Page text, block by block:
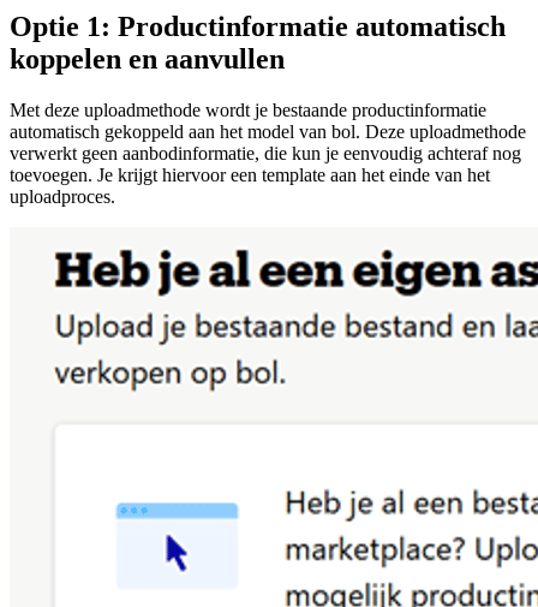
Optie 1: Productinformatie automatisch
koppelen en aanvullen
Met deze uploadmethode wordt je bestaande productinformatie
automatisch gekoppeld aan het model van bol. Deze uploadmethode
verwerkt geen aanbodinformatie, die kun je eenvoudig achteraf nog
toevoegen. Je krijgt hiervoor een template aan het einde van het
uploadproces.